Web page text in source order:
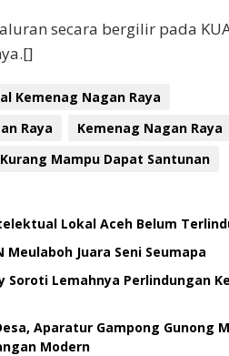
secara bergilir pada
Kemenag Nagan Raya
Raya
Kemenag Nagan Raya
Mampu Dapat Santunan
Lokal Aceh Belum
Meulaboh Juara Seni Seumapa
Soroti Lemahnya Perlindungan
Aparatur Gampong Gunong
Modern